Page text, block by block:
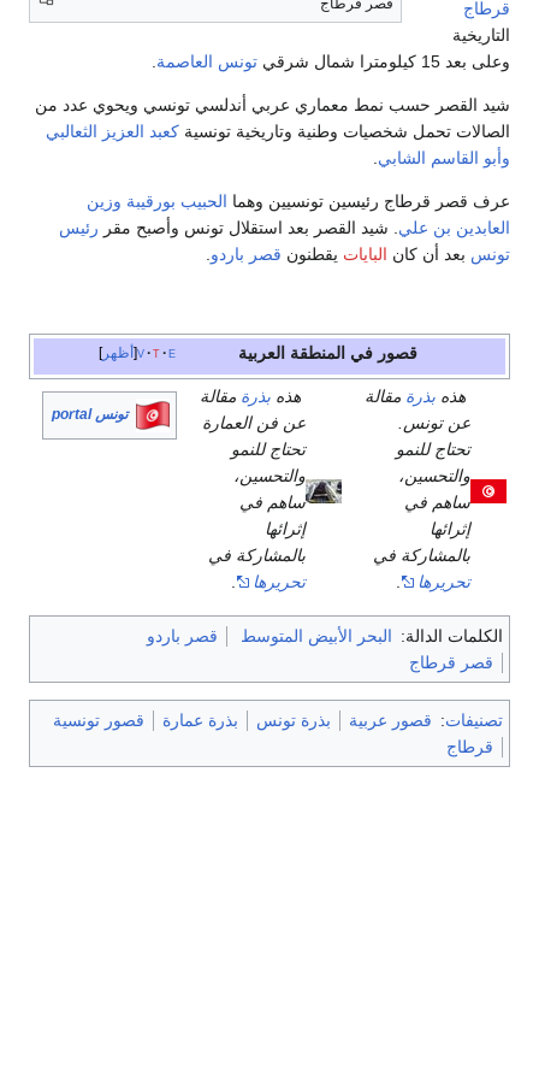
قصر قرطاج
قرطاج
التاريخية
وعلى بعد 15 كيلومترا شمال شرقي
تونس العاصمة
شيد القصر حسب نمط معماري عربي أندلسي تونسي ويحوي عدد من
الصالات تحمل شخصيات وطنية وتاريخية تونسية كعبد العزيز الثعالبي
وأبو القاسم الشابي
عرف قصر قرطاج رئيسين تونسيين وهما الحبيب بورقيبة وزين
العابدين بن علي . شيد القصر بعد استقلال تونس وأصبح مقر رئيس
تونس بعد أن كان البايات يقطنون قصر باردو
أظهر v t e قصور في المنطقة العربية
هذه بذرة مقالة
عن تونس.
تحتاج للنمو
والتحسين،
ساهم في
إثرائها
بالمشاركة في
تحريرها
.
هذه بذرة مقالة
عن فن العمارة
تحتاج للنمو
والتحسين،
ساهم في
إثرائها
بالمشاركة في
تحريرها
.
تونس portal
الكلمات الدالة: البحر الأبيض المتوسط
قصر باردو
قصر قرطاج
تصنيفات: قصور عربية بذرة تونس بذرة عمارة
قصور تونسية
قرطاج